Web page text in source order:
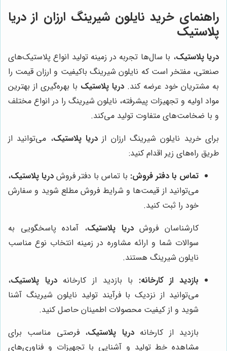
راهنمای خرید نایلون شیرینگ ارزان از دریا
پلاستیک
دریا پلاستیک، با سال‌ها تجربه در زمینه تولید انواع پلاستیک‌های
صنعتی، مفتخر است که نایلون شیرینگ باکیفیت و ارزان قیمت را
به مشتریان خود عرضه کند. دریا پلاستیک با بهره‌گیری از بهترین
مواد اولیه و تجهیزات پیشرفته، نایلون شیرینگ را در انواع مختلف
و با ضخامت‌های متفاوت تولید می‌کند.
برای خرید نایلون شیرینگ ارزان از دریا پلاستیک، می‌توانید از
طریق راه‌های زیر اقدام کنید:
تماس با دفتر فروش: با تماس با دفتر فروش دریا پلاستیک،
می‌توانید از قیمت‌ها و شرایط فروش مطلع شوید و سفارش
خود را ثبت کنید.
کارشناسان فروشدریا پلاستیک، آماده پاسخگویی به
سوالات شما و ارائه مشاوره در زمینه انتخاب نوع مناسب
نایلون شیرینگ هستند.
بازدید از کارخانه: با بازدید از کارخانهدریا پلاستیک،
می‌توانید از نزدیک با فرآیند تولید نایلون شیرینگ آشنا
شوید و از کیفیت محصولات اطمینان حاصل کنید.
بازدید از کارخانهدریا پلاستیک، فرصتی مناسب برای
مشاهده خط تولید و آشنایی با تجهیزات و فناوری‌های